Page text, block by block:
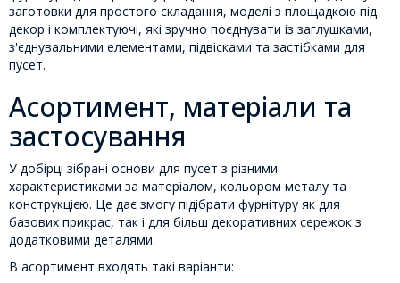
заготовки для простого складання, моделі з площадкою під
декор і комплектуючі, які зручно поєднувати із заглушками,
з'єднувальними елементами, підвісками та застібками для
пусет.
Асортимент, матеріали та
застосування
У добірці зібрані основи для пусет з різними
характеристиками за матеріалом, кольором металу та
конструкцією. Це дає змогу підібрати фурнітуру як для
базових прикрас, так і для більш декоративних сережок з
додатковими деталями.
В асортимент входять такі варіанти: